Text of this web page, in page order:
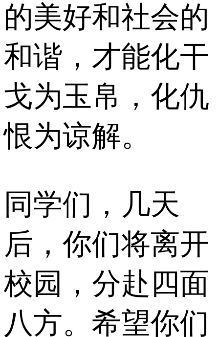
的美好和社会的
和谐，才能化干
戈为玉帛，化仇
恨为谅解。
同学们，几天
后，你们将离开
校园，分赴四面
八方。希望你们